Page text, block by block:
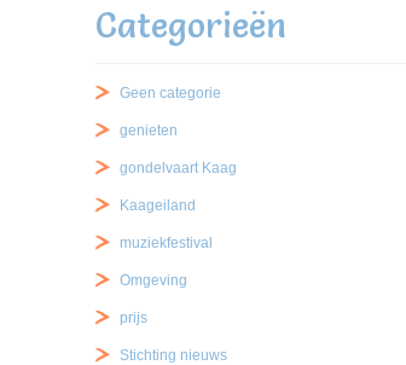
Categorieën
Geen categorie
genieten
gondelvaart Kaag
Kaageiland
muziekfestival
Omgeving
prijs
Stichting nieuws